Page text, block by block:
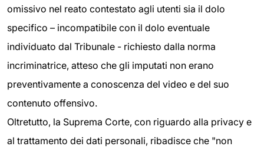
omissivo nel reato contestato agli utenti sia il dolo
specifico – incompatibile con il dolo eventuale
individuato dal Tribunale - richiesto dalla norma
incriminatrice, atteso che gli imputati non erano
preventivamente a conoscenza del video e del suo
contenuto offensivo.
Oltretutto, la Suprema Corte, con riguardo alla privacy e
al trattamento dei dati personali, ribadisce che "non